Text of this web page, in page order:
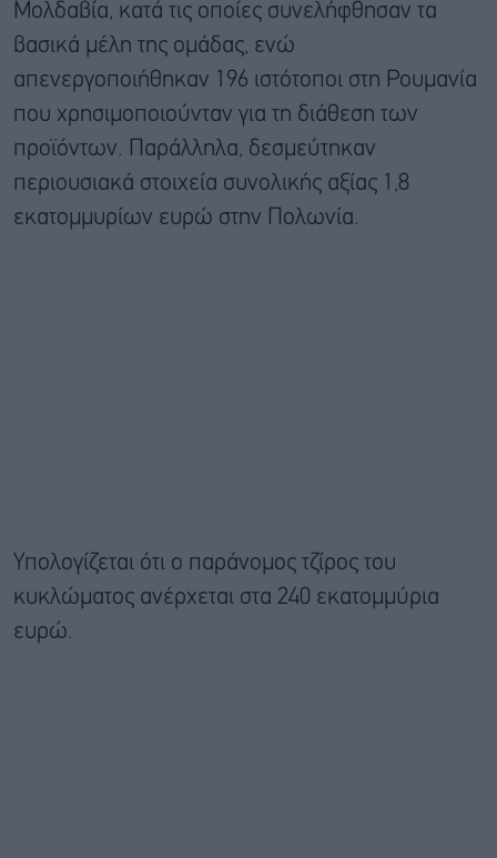
Μολδαβία, κατά τις οποίες συνελήφθησαν τα
βασικά μέλη της ομάδας, ενώ
απενεργοποιήθηκαν 196 ιστότοποι στη Ρουμανία
που χρησιμοποιούνταν για τη διάθεση των
προϊόντων. Παράλληλα, δεσμεύτηκαν
περιουσιακά στοιχεία συνολικής αξίας 1,8
εκατομμυρίων ευρώ στην Πολωνία.
Υπολογίζεται ότι ο παράνομος τζίρος του
κυκλώματος ανέρχεται στα 240 εκατομμύρια
ευρώ.